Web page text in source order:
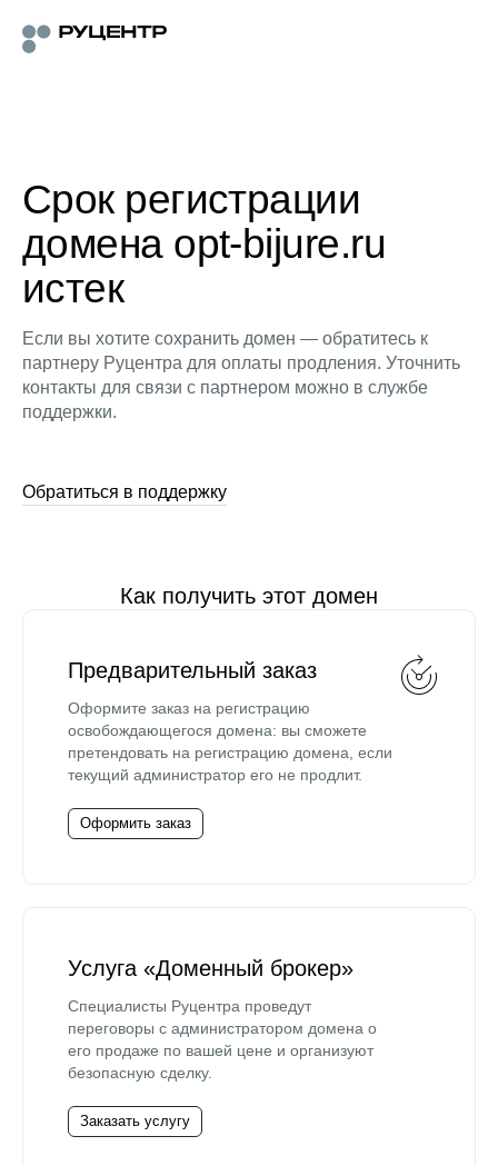
Срок регистрации
домена opt-bijure.ru
истек
Если вы хотите сохранить домен — обратитесь к
партнеру Руцентра для оплаты продления. Уточнить
контакты для связи с партнером можно в службе
поддержки.
Обратиться в поддержку
Как получить этот домен
Предварительный заказ
Оформите заказ на регистрацию
освобождающегося домена: вы сможете
претендовать на регистрацию домена, если
текущий администратор его не продлит.
Оформить заказ
Услуга «Доменный брокер»
Специалисты Руцентра проведут
переговоры с администратором домена о
его продаже по вашей цене и организуют
безопасную сделку.
Заказать услугу